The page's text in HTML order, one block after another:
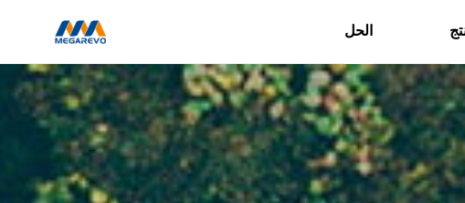
الحل
خدمات
استشارية
لتوفير